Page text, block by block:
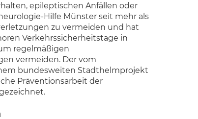
epileptischen Anfällen oder
Hilfe Münster seit mehr als
zu vermeiden und hat
Verkehrssicherheitstage in
regelmäßigen
vermeiden. Der vom
bundesweiten Stadthelmprojekt
Präventionsarbeit der